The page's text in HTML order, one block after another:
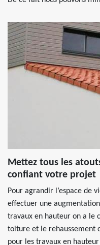
Mettez tous les
confiant votre projet
Pour agrandir l’espace de
effectuer une
travaux en hauteur on a le
toiture et le rehaussement
pour les travaux en